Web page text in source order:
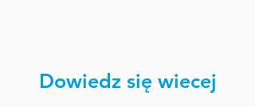
Dowiedz się wiecej